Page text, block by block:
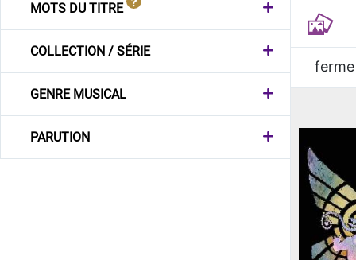
MOTS DU TITRE
COLLECTION / SÉRIE
GENRE MUSICAL
PARUTION
ferme